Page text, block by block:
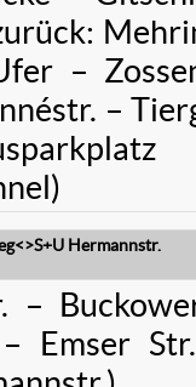
–
–
Hermannstr.
–
Emser